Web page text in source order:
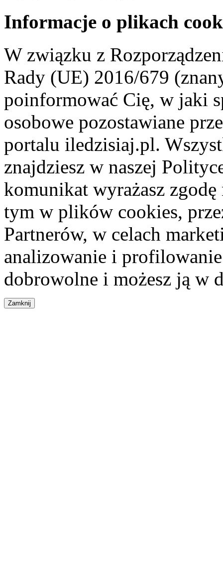
Informacje o plikach
W związku z
Rady (UE) 2016/679
poinformować Cię, w jaki
osobowe pozostawiane
portalu iledzisiaj.pl.
znajdziesz w naszej
komunikat wyrażasz
tym w plików cookies,
Partnerów, w celach
analizowanie i
dobrowolne i możesz ją w